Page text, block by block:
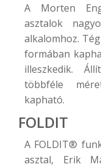
A Morten
asztalok
alkalomhoz.
formában
illeszkedik.
többféle
kapható.
FOLDIT
A FOLDIT®
asztal, Erik